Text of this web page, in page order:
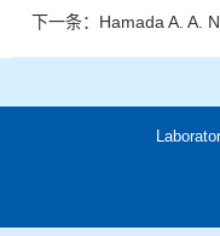
下一条： Hamada A. A.